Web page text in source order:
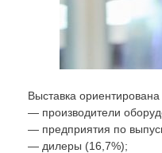
Выставка
— производители
— предприятия по
— дилеры (16,7%);